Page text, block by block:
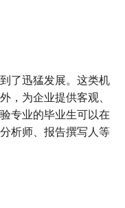
了迅猛发展。这类机
，为企业提供客观、
专业的毕业生可以在
析师、报告撰写人等